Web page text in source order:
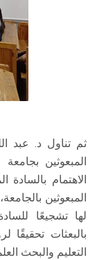
ثم تناول د. عبد
المبعوثين
الاهتمام
المبعوثين
لها تشجيعًا
بالبعثات تحقيقًا
التعليم والبحث